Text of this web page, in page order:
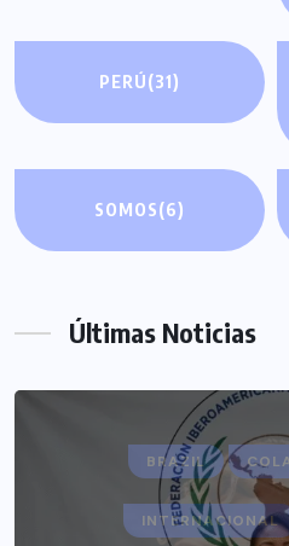
PERÚ(31)
SOMOS(6)
Últimas Noticias